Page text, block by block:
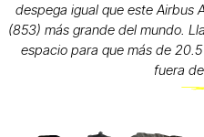
despega igual que este Airbus
(853) más grande del mundo.
espacio para que más de
fuera